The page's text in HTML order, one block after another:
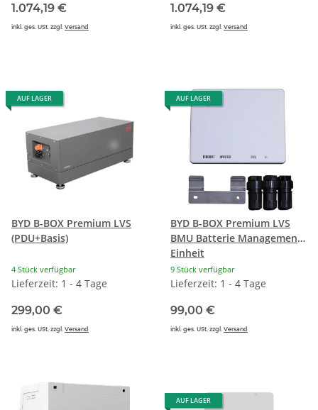
1.074,19 €
inkl. ges. USt. zzgl. Versand
1.074,19 €
inkl. ges. USt. zzgl. Versand
AUF LAGER
BYD B-BOX Premium LVS
(PDU+Basis)
4 Stück verfügbar
Lieferzeit: 1 - 4 Tage
299,00 €
inkl. ges. USt. zzgl. Versand
AUF LAGER
BYD B-BOX Premium LVS
BMU Batterie Management
Einheit
9 Stück verfügbar
Lieferzeit: 1 - 4 Tage
99,00 €
inkl. ges. USt. zzgl. Versand
AUF LAGER